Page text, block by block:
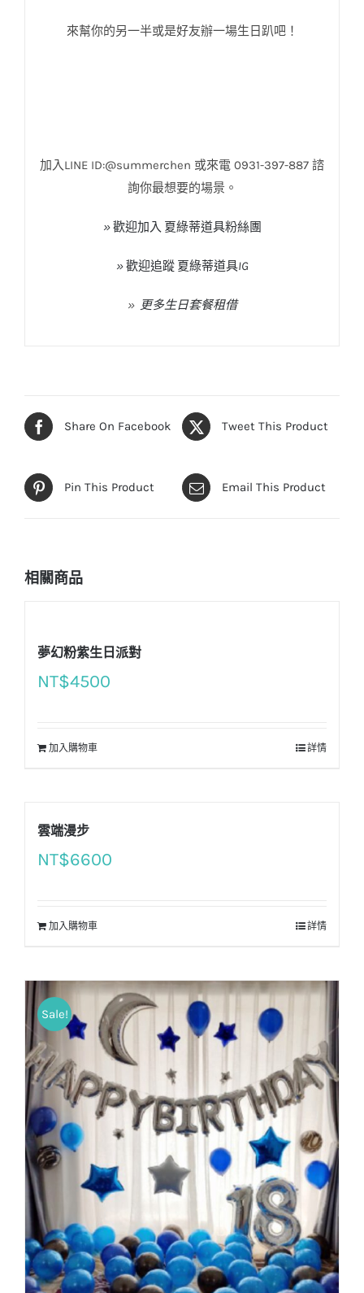
來幫你的另一半或是好友辦一場生日趴吧！
加入LINE ID:@summerchen 或來電 0931-397-887 諮
詢你最想要的場景。
»歡迎加入 夏綠蒂道具粉絲團
»歡迎追蹤 夏綠蒂道具IG
» 更多生日套餐租借
Share On Facebook Tweet This Product
Pin This Product Email This Product
相關商品
夢幻粉紫生日派對
NT$4500
加入購物車 詳情
雲端漫步
NT$6600
加入購物車 詳情
Sale!